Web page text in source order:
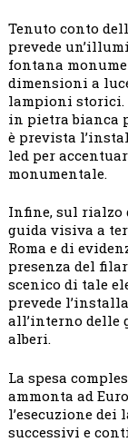
Tenuto conto
prevede
fontana
dimensioni a
lampioni storici.
in pietra bianca
è prevista
led per
monumentale.
Infine, sul rialzo
guida visiva a
Roma e di
presenza del
scenico di tale
prevede
all’interno delle
alberi.
La spesa
ammonta ad Euro
l’esecuzione
successivi e